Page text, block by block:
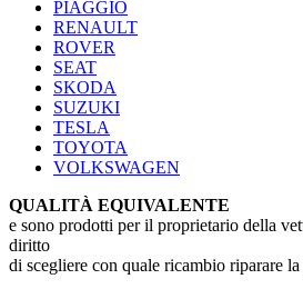
PIAGGIO
RENAULT
ROVER
SEAT
SKODA
SUZUKI
TESLA
TOYOTA
VOLKSWAGEN
QUALITÀ EQUIVALENTE
e sono prodotti per il proprietario della
diritto
di scegliere con quale ricambio riparare